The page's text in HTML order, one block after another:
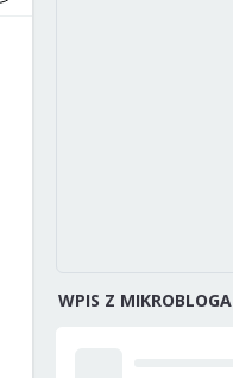
WPIS Z MIKROBLOGA